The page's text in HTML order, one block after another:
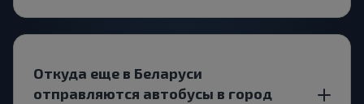
Откуда еще в Беларуси
отправляются автобусы в город